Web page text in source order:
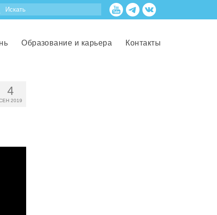
Образование и карьера Контакты
4
2019